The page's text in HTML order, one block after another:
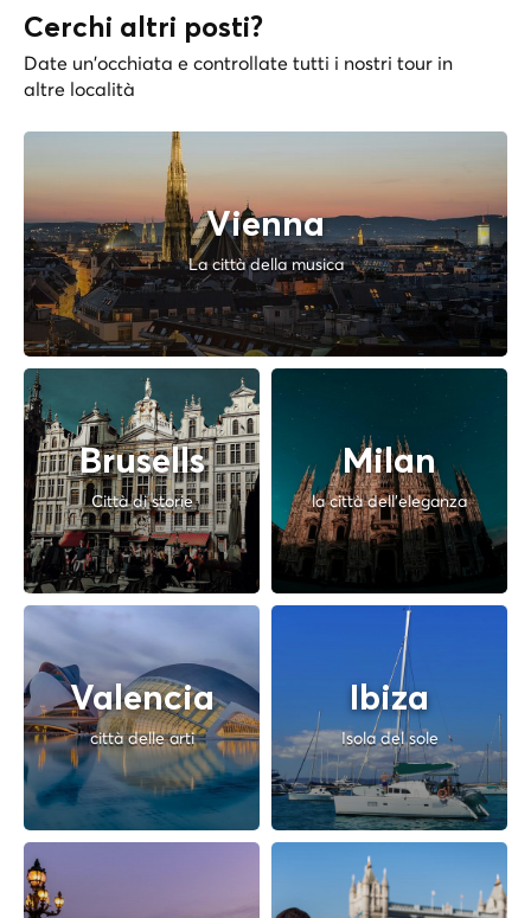
Cerchi altri posti?
Date un'occhiata e controllate tutti i nostri tour in
altre località
Vienna
La città della musica
Brusells
Città di storie
Milan
la città dell'eleganza
Valencia
città delle arti
Ibiza
Isola del sole